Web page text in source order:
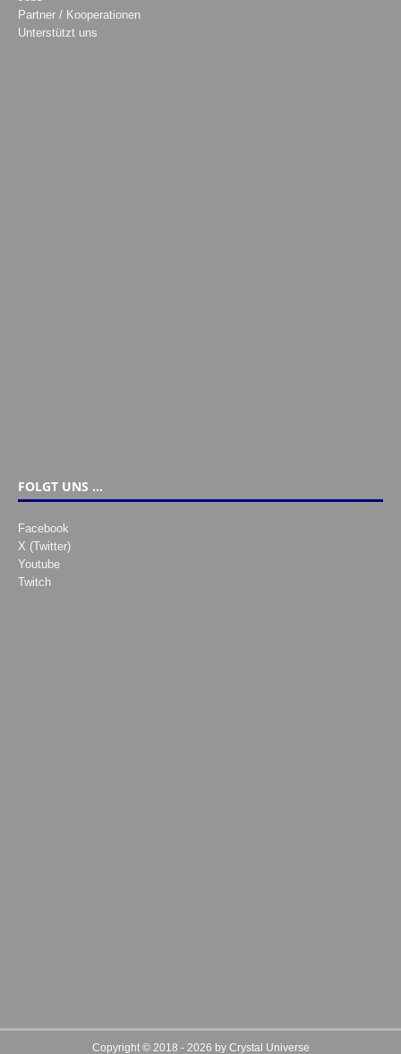
Partner / Kooperationen
Unterstützt uns
FOLGT UNS …
Facebook
X (Twitter)
Youtube
Twitch
Copyright © 2018 - 2026 by Crystal Universe